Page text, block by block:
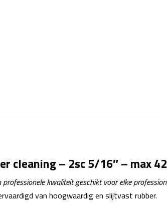
cleaning – 2sc 5/16″ – max
kwaliteit geschikt voor elke
van hoogwaardig en slijtvast rubber.